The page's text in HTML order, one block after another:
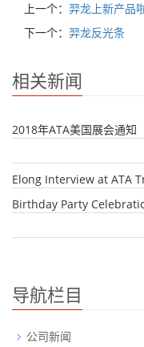
上一个： 羿龙上新产品
下一个： 羿龙反光条
相关新闻
2018年ATA美国展会通知
Elong Interview at ATA
Birthday Party
导航栏目
公司新闻